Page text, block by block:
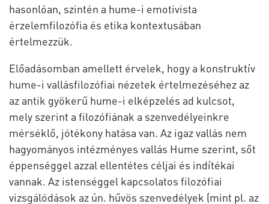
hasonlóan, szintén a hume-i emotivista
érzelemfilozófia és etika kontextusában
értelmezzük.
Előadásomban amellett érvelek, hogy a konstruktív
hume-i vallásfilozófiai nézetek értelmezéséhez az
az antik gyökerű hume-i elképzelés ad kulcsot,
mely szerint a filozófiának a szenvedélyeinkre
mérséklő, jótékony hatása van. Az igaz vallás nem
hagyományos intézményes vallás Hume szerint, sőt
éppenséggel azzal ellentétes céljai és indítékai
vannak. Az istenséggel kapcsolatos filozófiai
vizsgálódások az ún. hűvös szenvedélyek (mint pl. az